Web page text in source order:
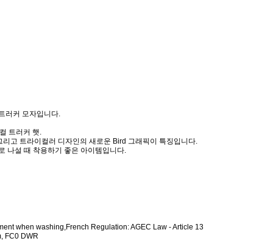
러커 모자입니다.
트러커 햇.
고 트라이컬러 디자인의 새로운 Bird 그래픽이 특징입니다.
나설 때 착용하기 좋은 아이템입니다.
when washing,French Regulation: AGEC Law - Article 13
FC0 DWR